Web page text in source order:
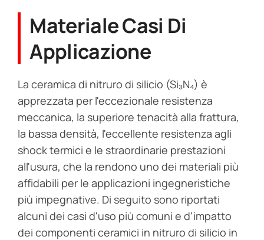
Materiale Casi Di
Applicazione
La ceramica di nitruro di silicio (Si₃N₄) è
apprezzata per l'eccezionale resistenza
meccanica, la superiore tenacità alla frattura,
la bassa densità, l'eccellente resistenza agli
shock termici e le straordinarie prestazioni
all'usura, che la rendono uno dei materiali più
affidabili per le applicazioni ingegneristiche
più impegnative. Di seguito sono riportati
alcuni dei casi d'uso più comuni e d'impatto
dei componenti ceramici in nitruro di silicio in